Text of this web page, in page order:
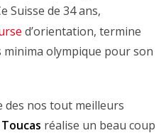
Suisse de 34 ans,
d’orientation, termine
minima olympique pour son
des nos tout meilleurs
réalise un beau coup